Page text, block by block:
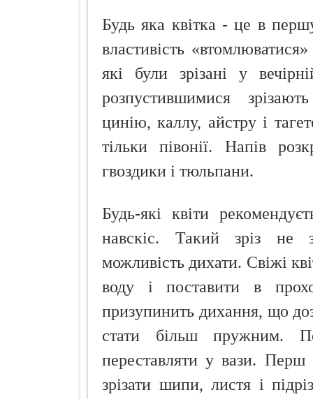
Будь яка квітка - це в
властивість
які були зрізані у
розпустившимися
цинію, каллу, айстру і
тільки півонії. Напів
гвоздики і тюльпани.
Будь-які квіти
навскіс. Такий зріз не
можливість дихати. Свіжі
воду і поставити в
призупинить дихання, що
стати більш пружним.
переставляти у вази.
зрізати шипи, листя і